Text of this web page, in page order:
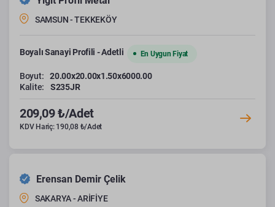
SAMSUN - TEKKEKÖY
Boyalı Sanayi Profili - Adetli En Uygun Fiyat
Boyut:
20.00x20.00x1.50x6000.00
Kalite:
S235JR
209,09 ₺/Adet
KDV Hariç: 190,08 ₺/Adet
Erensan Demir Çelik
SAKARYA - ARİFİYE